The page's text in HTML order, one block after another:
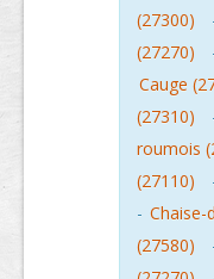
(27300)
(27270)
Cauge
(27310)
roumois
(27110)
- Chaise-
(27580)